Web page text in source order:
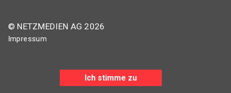
© NETZMEDIEN AG 2026
Impressum
Ich stimme zu